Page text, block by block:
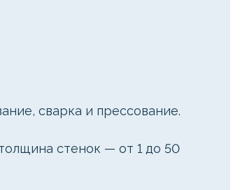
сварка и прессование.
стенок — от 1 до 50